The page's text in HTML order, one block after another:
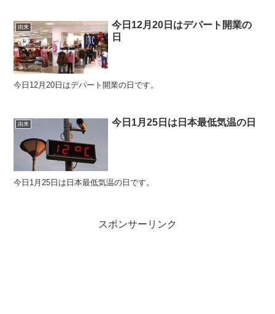
由来
今日12月20日はデパート開業の
日
今日12月20日はデパート開業の日です。
由来 今日1月25日は日本最低気温の日
今日1月25日は日本最低気温の日です。
スポンサーリンク